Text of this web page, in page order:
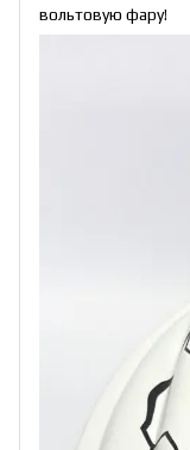
вольтовую фару!